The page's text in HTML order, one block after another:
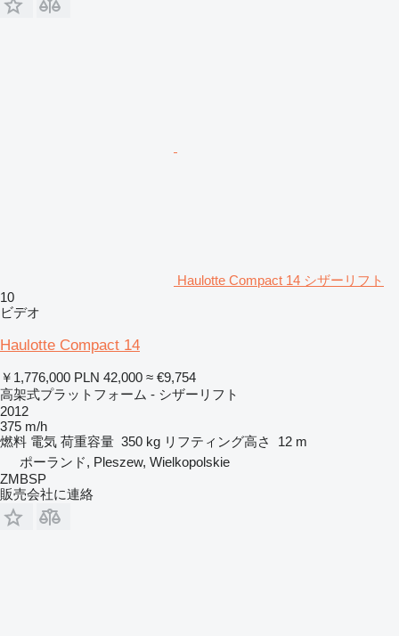
Haulotte Compact 14 シザーリフト
10
ビデオ
Haulotte Compact 14
￥1,776,000 PLN 42,000 ≈ €9,754
高架式プラットフォーム - シザーリフト
2012
375 m/h
燃料 電気 荷重容量 350 kg リフティング高さ
12 m
ポーランド, Pleszew, Wielkopolskie
ZMBSP
販売会社に連絡